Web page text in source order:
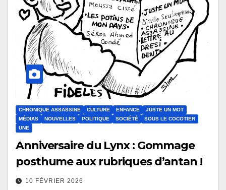
CHRONIQUE ASSASSINE CULTURE ENFANCE
JUSTE UN MOT
MÉDIAS
NOUVELLES POLITIQUE SOCIÉTÉ
SOUS LE COCOTIER
UNE
Anniversaire du Lynx : Gommage
posthume aux rubriques d’antan !
10 FÉVRIER 2026